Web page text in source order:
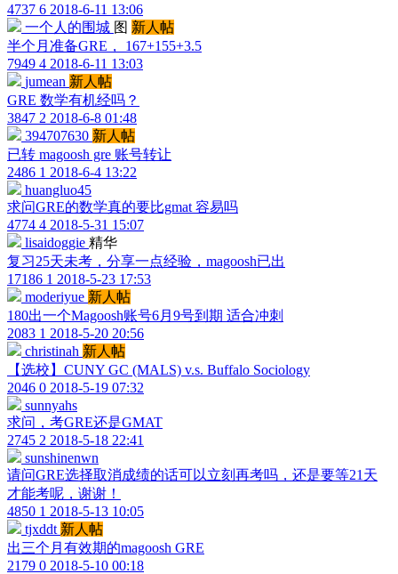
4737 6 2018-6-11 13:06
一个人的围城 图 新人帖
半个月准备GRE， 167+155+3.5
7949 4 2018-6-11 13:03
jumean 新人帖
GRE 数学有机经吗？
3847 2 2018-6-8 01:48
394707630 新人帖
已转 magoosh gre 账号转让
2486 1 2018-6-4 13:22
huangluo45
求问GRE的数学真的要比gmat 容易吗
4774 4 2018-5-31 15:07
lisaidoggie 精华
复习25天未考，分享一点经验，magoosh已出
17186 1 2018-5-23 17:53
moderiyue 新人帖
180出一个Magoosh账号6月9号到期 适合冲刺
2083 1 2018-5-20 20:56
christinah 新人帖
【选校】CUNY GC (MALS) v.s. Buffalo Sociology
2046 0 2018-5-19 07:32
sunnyahs
求问，考GRE还是GMAT
2745 2 2018-5-18 22:41
sunshinenwn
请问GRE选择取消成绩的话可以立刻再考吗，还是要等21天
才能考呢，谢谢！
4850 1 2018-5-13 10:05
tjxddt 新人帖
出三个月有效期的magoosh GRE
2179 0 2018-5-10 00:18